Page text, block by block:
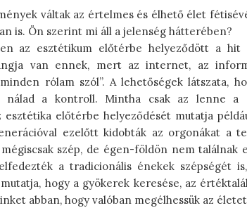
váltak az értelmes és élhető élet
is. Ön szerint mi áll a jelenség hátterében?
az esztétikum előtérbe helyeződött a hit
van ennek, mert az internet, az
rólam szól”. A lehetőségek látszata,
nálad a kontroll. Mintha csak az lenne a
esztétika előtérbe helyeződését mutatja
ezelőtt kidobták az orgonákat a
szép, de égen-földön nem találnak
a tradicionális énekek szépségét
hogy a gyökerek keresése, az
abban, hogy valóban megélhessük az